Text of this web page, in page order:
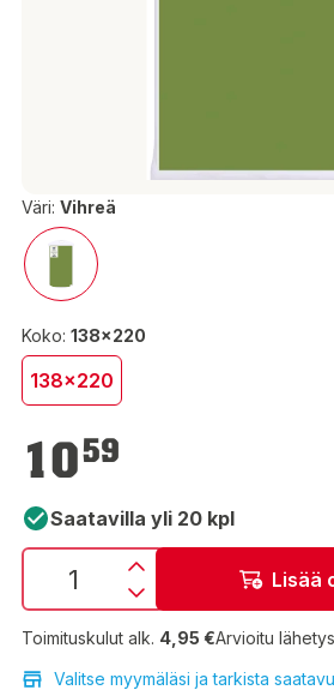
Väri: Vihreä
Koko: 138x220
138x220
10,59 €
1059
Saatavilla yli 20 kpl
Lisää
Toimituskulut alk. 4,95 €Arvioitu
Valitse myymäläsi ja tarkista